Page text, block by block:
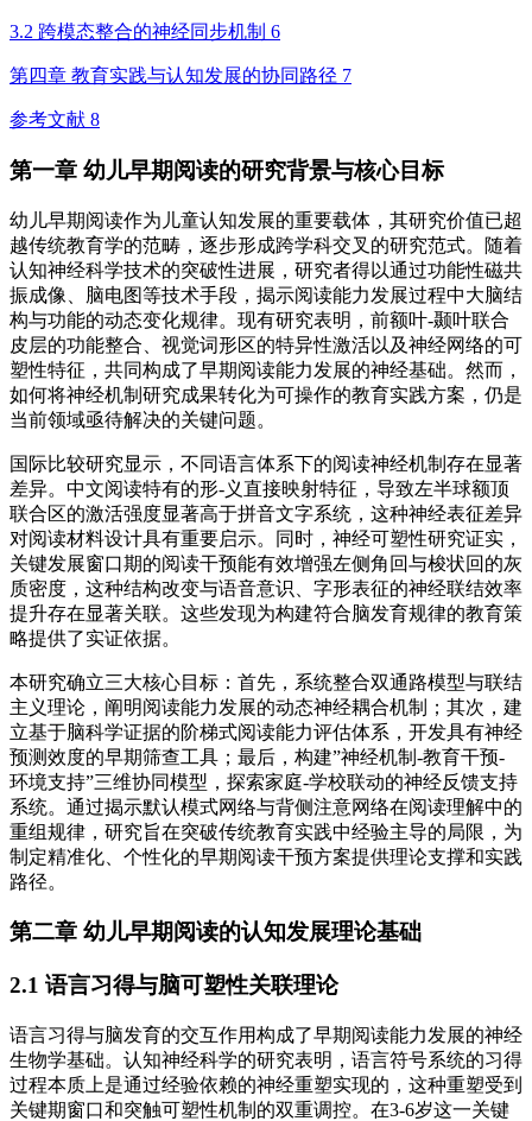
3.2 跨模态整合的神经同步机制 6
第四章 教育实践与认知发展的协同路径 7
参考文献 8
第一章 幼儿早期阅读的研究背景与核心目标
幼儿早期阅读作为儿童认知发展的重要载体，其研究价值已超
越传统教育学的范畴，逐步形成跨学科交叉的研究范式。随着
认知神经科学技术的突破性进展，研究者得以通过功能性磁共
振成像、脑电图等技术手段，揭示阅读能力发展过程中大脑结
构与功能的动态变化规律。现有研究表明，前额叶-颞叶联合
皮层的功能整合、视觉词形区的特异性激活以及神经网络的可
塑性特征，共同构成了早期阅读能力发展的神经基础。然而，
如何将神经机制研究成果转化为可操作的教育实践方案，仍是
当前领域亟待解决的关键问题。
国际比较研究显示，不同语言体系下的阅读神经机制存在显著
差异。中文阅读特有的形-义直接映射特征，导致左半球额顶
联合区的激活强度显著高于拼音文字系统，这种神经表征差异
对阅读材料设计具有重要启示。同时，神经可塑性研究证实，
关键发展窗口期的阅读干预能有效增强左侧角回与梭状回的灰
质密度，这种结构改变与语音意识、字形表征的神经联结效率
提升存在显著关联。这些发现为构建符合脑发育规律的教育策
略提供了实证依据。
本研究确立三大核心目标：首先，系统整合双通路模型与联结
主义理论，阐明阅读能力发展的动态神经耦合机制；其次，建
立基于脑科学证据的阶梯式阅读能力评估体系，开发具有神经
预测效度的早期筛查工具；最后，构建”神经机制-教育干预-
环境支持”三维协同模型，探索家庭-学校联动的神经反馈支持
系统。通过揭示默认模式网络与背侧注意网络在阅读理解中的
重组规律，研究旨在突破传统教育实践中经验主导的局限，为
制定精准化、个性化的早期阅读干预方案提供理论支撑和实践
路径。
第二章 幼儿早期阅读的认知发展理论基础
2.1 语言习得与脑可塑性关联理论
语言习得与脑发育的交互作用构成了早期阅读能力发展的神经
生物学基础。认知神经科学的研究表明，语言符号系统的习得
过程本质上是通过经验依赖的神经重塑实现的，这种重塑受到
关键期窗口和突触可塑性机制的双重调控。在3-6岁这一关键